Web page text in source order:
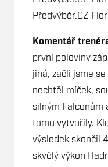
Předvýběr.CZ
Komentář
první poloviny
jiná, začli jsme
nechtěl míček,
silným Falconům
tomu vytvořily.
výsledek skončil
skvělý výkon